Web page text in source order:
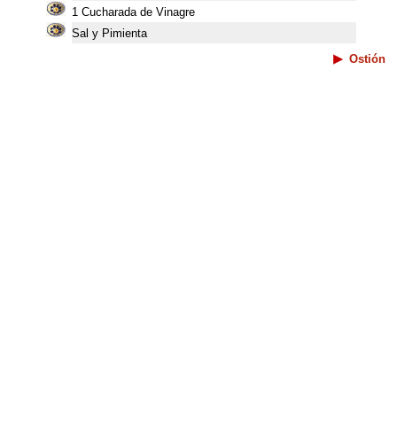
1 Cucharada de Vinagre
Sal y Pimienta
Ostión